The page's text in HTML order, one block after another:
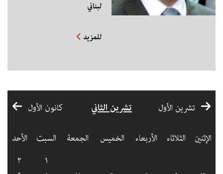
لبناني
للمزيد
تشرين الأول تشرين الثاني كانون الأول
الإثنين الثلاثاء الأربعاء الخميس الجمعة السبت
الأحد
١
٢